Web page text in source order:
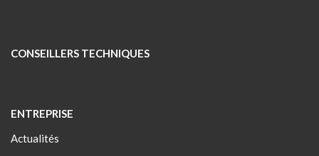
CONSEILLERS TECHNIQUES
ENTREPRISE
Actualités